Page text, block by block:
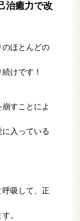
治癒力で改
のほとんどの
けです！
すことによ
入っている
吸して、正
。